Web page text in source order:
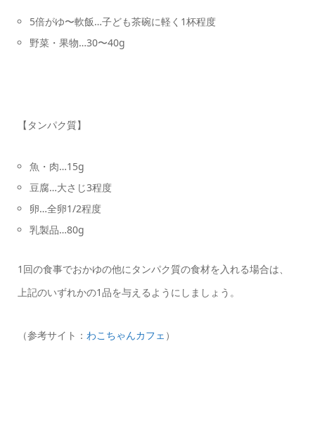
5倍がゆ〜軟飯…子ども茶碗に軽く1杯程度
野菜・果物…30〜40g
【タンパク質】
魚・肉…15g
豆腐…大さじ3程度
卵…全卵1/2程度
乳製品…80g
1回の食事でおかゆの他にタンパク質の食材を入れる場合は、
上記のいずれかの1品を与えるようにしましょう。
（参考サイト： わこちゃんカフェ ）